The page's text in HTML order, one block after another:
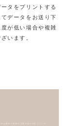
タをプリントする
データをお送り下
度が低い場合や複雑
います。